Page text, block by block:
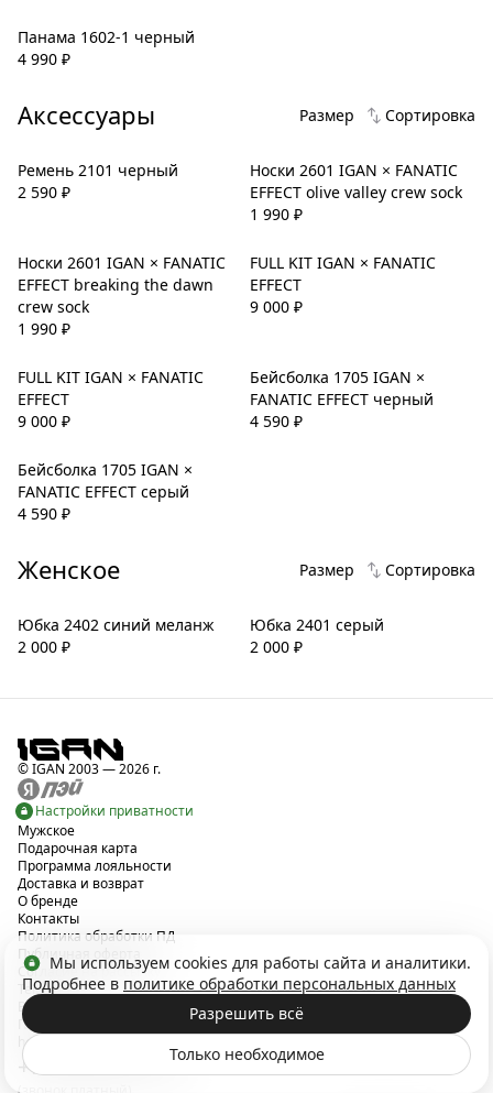
Мы используем cookies для работы сайта и аналитики.
Подробнее в политике обработки персональных данных
Разрешить всё
Только необходимое
Панама 1602-1 черный
4 990 ₽
Аксессуары Размер Сортировка
Ремень 2101 черный
2 590 ₽
Носки 2601 IGAN × FANATIC
EFFECT olive valley crew sock
1 990 ₽
Носки 2601 IGAN × FANATIC
EFFECT breaking the dawn
crew sock
1 990 ₽
FULL KIT IGAN × FANATIC
EFFECT
9 000 ₽
FULL KIT IGAN × FANATIC
EFFECT
9 000 ₽
Бейсболка 1705 IGAN ×
FANATIC EFFECT черный
4 590 ₽
Бейсболка 1705 IGAN ×
FANATIC EFFECT серый
4 590 ₽
Женское Размер Сортировка
Юбка 2402 синий меланж
2 000 ₽
Юбка 2401 серый
2 000 ₽
© IGAN 2003 — 2026 г.
Настройки приватности
Мужское
Подарочная карта
Программа лояльности
Доставка и возврат
О бренде
Контакты
Политика обработки ПД
Публичная оферта
Согласие на рассылку
Telegram
Вконтакте
Поддержка в Telegram
hello@igan-support.ru
+7 999 354 41 64